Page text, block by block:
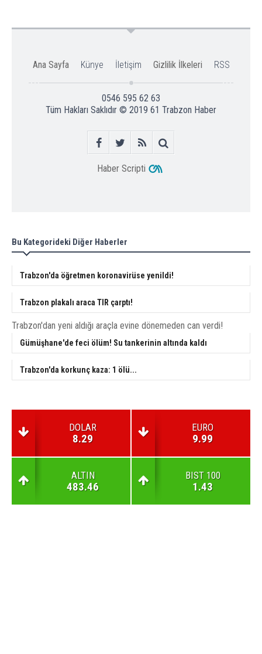
Ana Sayfa Künye İletişim Gizlilik İlkeleri RSS
0546 595 62 63
Tüm Hakları Saklıdır © 2019 61 Trabzon Haber
Haber Scripti
Bu Kategorideki Diğer Haberler
Trabzon'da öğretmen koronavirüse yenildi!
Trabzon plakalı araca TIR çarptı!
Trabzon'dan yeni aldığı araçla evine dönemeden can verdi!
Gümüşhane'de feci ölüm! Su tankerinin altında kaldı
Trabzon'da korkunç kaza: 1 ölü...
DOLAR
8.29
EURO
9.99
ALTIN
483.46
BIST 100
1.43